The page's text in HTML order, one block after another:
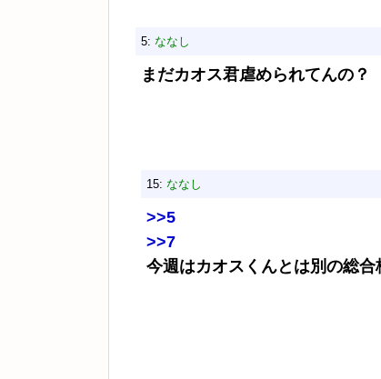
5: ななし
まだカオス君虐められてんの？
15: ななし
>>5
>>7
今週はカオスくんとは別の総